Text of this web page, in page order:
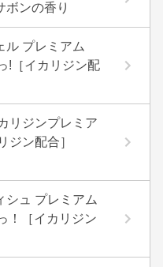
ボンの香り
ル プレミアム
!［イカリジン配
リジンプレミア
ジン配合］
シュ プレミアム
！［イカリジン